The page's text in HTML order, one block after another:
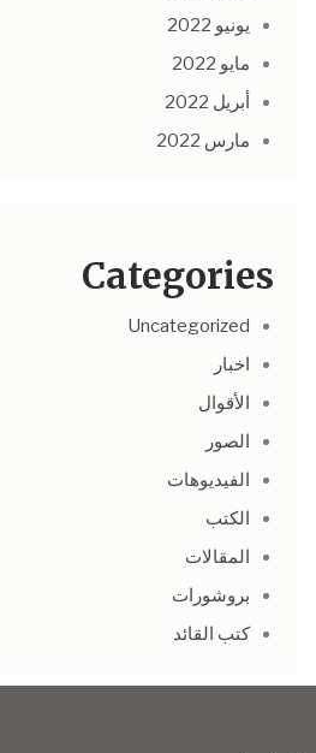
يونيو 2022
مايو 2022
أبريل 2022
مارس 2022
Categories
Uncategorized
اخبار
الأقوال
الصور
الفيديوهات
الكتب
المقالات
بروشورات
كتب القائد